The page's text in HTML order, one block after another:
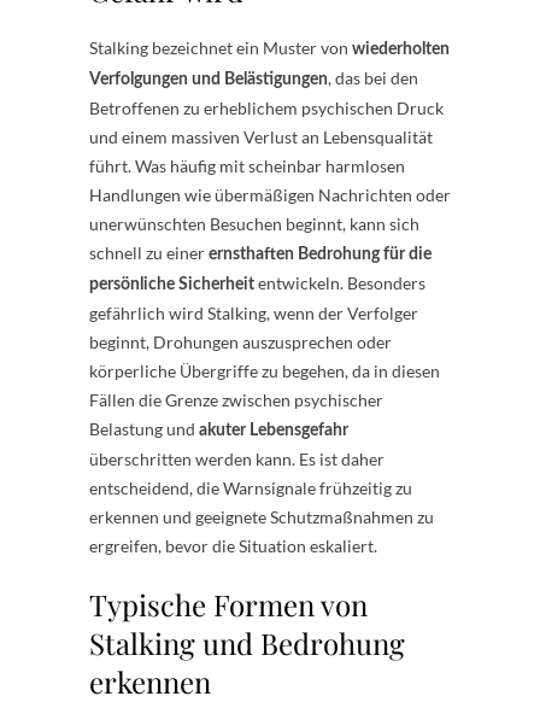
Stalking bezeichnet ein Muster von wiederholten
Verfolgungen und Belästigungen, das bei den
Betroffenen zu erheblichem psychischen Druck
und einem massiven Verlust an Lebensqualität
führt. Was häufig mit scheinbar harmlosen
Handlungen wie übermäßigen Nachrichten oder
unerwünschten Besuchen beginnt, kann sich
schnell zu einer ernsthaften Bedrohung für die
persönliche Sicherheit entwickeln. Besonders
gefährlich wird Stalking, wenn der Verfolger
beginnt, Drohungen auszusprechen oder
körperliche Übergriffe zu begehen, da in diesen
Fällen die Grenze zwischen psychischer
Belastung und akuter Lebensgefahr
überschritten werden kann. Es ist daher
entscheidend, die Warnsignale frühzeitig zu
erkennen und geeignete Schutzmaßnahmen zu
ergreifen, bevor die Situation eskaliert.
Typische Formen von
Stalking und Bedrohung
erkennen